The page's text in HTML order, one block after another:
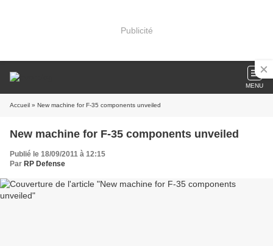
Publicité
MENU
Accueil » New machine for F-35 components unveiled
New machine for F-35 components unveiled
Publié le 18/09/2011 à 12:15
Par RP Defense